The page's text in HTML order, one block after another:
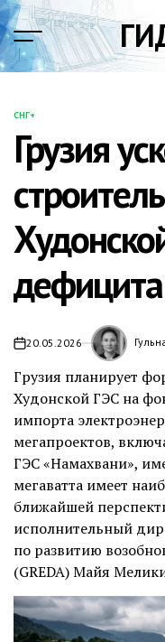
Перейти
к
содержимому
ОПУБЛИКОВАНО
В
СНГ+
Грузия
20.05.2026
Грузия планирует
Худонской ГЭС на
импорта
мегапроектов,
ГЭС «Намахвани»,
мегаватта имеет
ближайшей
исполнительный
по развитию
(GREDA) Майя